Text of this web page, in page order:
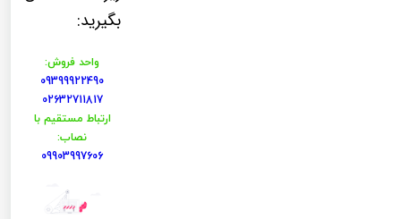
بگیرید:
واحد فروش:
09399922490
02632711817
ارتباط مستقیم با
نصاب:
09903997606